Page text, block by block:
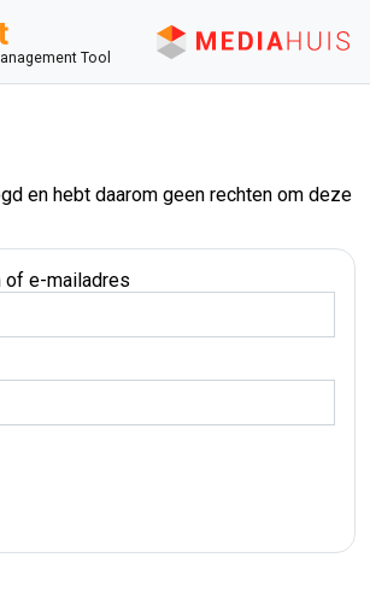
Tool
en hebt daarom geen rechten om deze
of e-mailadres